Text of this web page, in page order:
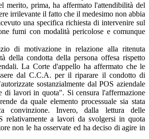
merito, prima, ha affermato l'attendibilità del
irrilevante il fatto che il medesimo non abbia
una specifica richiesta di intervenire sul
fumi con modalità pericolose e comunque
di motivazione in relazione alla ritenuta
della condotta della persona offesa rispetto
La Corte d'appello ha affermato che le
dal C.C.A. per il riparare il condotto di
sostanzialmente dal POS aziendale
di lavori in quota". Si censura l'affermazione
da quale elemento processuale sia stata
convinzione. Invero, dalla lettura delle
relativamente a lavori da svolgersi in quota
non le ha osservate ed ha deciso di agire in